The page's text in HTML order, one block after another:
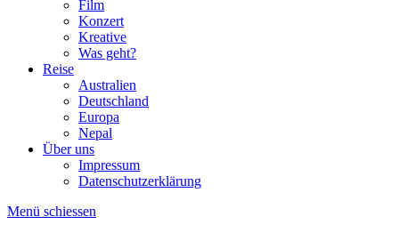
Film
Konzert
Kreative
Was geht?
Reise
Australien
Deutschland
Europa
Nepal
Über uns
Impressum
Datenschutzerklärung
Menü schiessen